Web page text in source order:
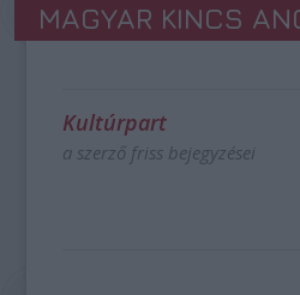
MAGYAR KINCS
Kultúrpart
a szerző friss bejegyzései